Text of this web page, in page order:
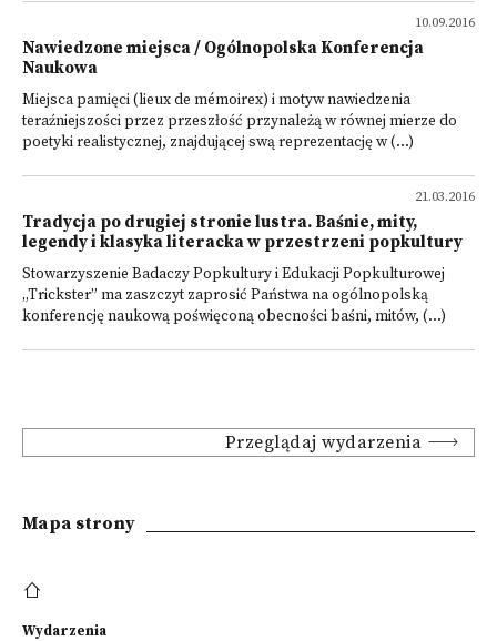
10.09.2016
Nawiedzone miejsca / Ogólnopolska Konferencja
Naukowa
Miejsca pamięci (lieux de mémoirex) i motyw nawiedzenia
teraźniejszości przez przeszłość przynależą w równej mierze do
poetyki realistycznej, znajdującej swą reprezentację w (...)
21.03.2016
Tradycja po drugiej stronie lustra. Baśnie, mity,
legendy i klasyka literacka w przestrzeni popkultury
Stowarzyszenie Badaczy Popkultury i Edukacji Popkulturowej
„Trickster” ma zaszczyt zaprosić Państwa na ogólnopolską
konferencję naukową poświęconą obecności baśni, mitów, (...)
Przeglądaj wydarzenia
Mapa strony
Wydarzenia